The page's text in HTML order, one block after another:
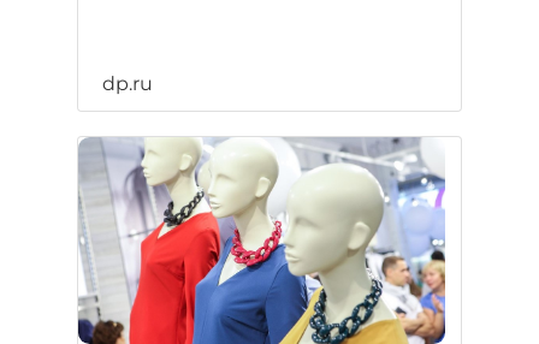
dp.ru